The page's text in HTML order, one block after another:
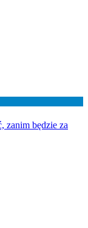
zanim będzie za